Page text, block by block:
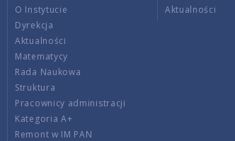
O Instytucie
Dyrekcja
Aktualności
Matematycy
Rada Naukowa
Struktura
Pracownicy administracji
Kategoria A+
Remont w IM PAN
Aktualności